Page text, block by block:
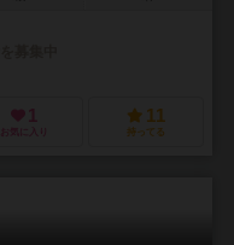
1
お気に入り
11
持ってる